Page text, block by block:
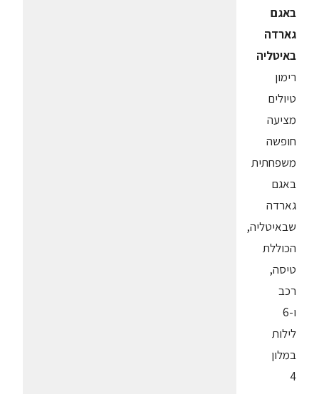
באגם
גארדה
באיטליה
רימון
טיולים
מציעה
חופשה
משפחתית
באגם
גארדה
שבאיטליה,
הכוללת
טיסה,
רכב
ו-6
לילות
במלון
4